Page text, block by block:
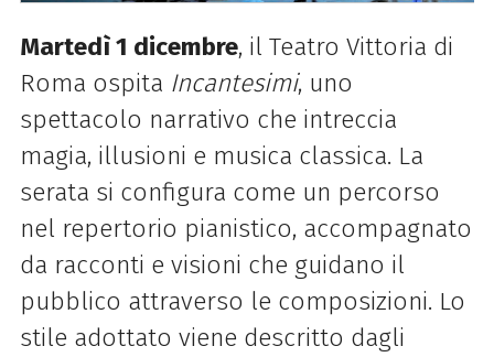
Martedì 1 dicembre, il Teatro Vittoria di
Roma ospita Incantesimi, uno
spettacolo narrativo che intreccia
magia, illusioni e musica classica. La
serata si configura come un percorso
nel repertorio pianistico, accompagnato
da racconti e visioni che guidano il
pubblico attraverso le composizioni. Lo
stile adottato viene descritto dagli